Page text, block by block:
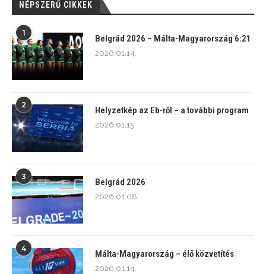
NÉPSZERŰ CIKKEK
1
Belgrád 2026 – Málta-Magyarország 6:21
2026.01.14.
2
Helyzetkép az Eb-ről – a további program
2026.01.15.
3
Belgrád 2026
2026.01.08.
4
Málta-Magyarország – élő közvetítés
2026.01.14.